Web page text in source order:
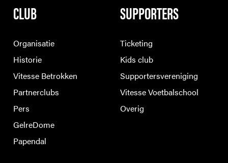
CLUB
Organisatie
Historie
Vitesse Betrokken
Partnerclubs
Pers
GelreDome
Papendal
SUPPORTERS
Ticketing
Kids club
Supportersvereniging
Vitesse Voetbalschool
Overig